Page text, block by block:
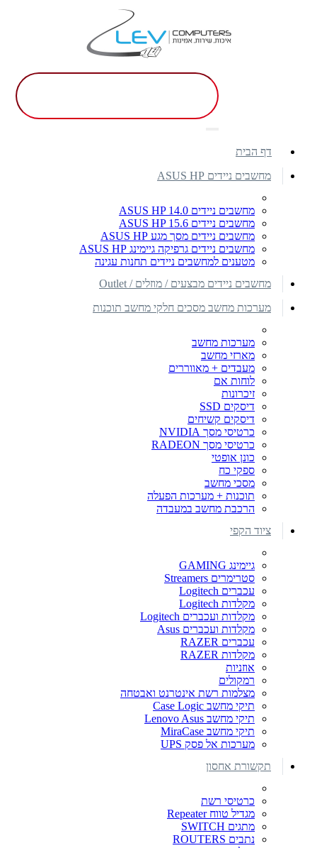
דף הבית
מחשבים ניידים ASUS HP
מחשבים ניידים ASUS HP 14.0
מחשבים ניידים ASUS HP 15.6
מחשבים ניידים מסך מגע ASUS HP
מחשבים ניידים גרפיקה גיימינג ASUS HP
מטענים למחשבים ניידים תחנות עגינה
מחשבים ניידים מבצעים / מוזלים / Outlet
מערכות מחשב מסכים חלקי מחשב תוכנות
מערכות מחשב
מארזי מחשב
מעבדים + מאווררים
לוחות אם
זיכרונות
דיסקים SSD
דיסקים קשיחים
כרטיסי מסך NVIDIA
כרטיסי מסך RADEON
כונן אופטי
ספקי כח
מסכי מחשב
תוכנות + מערכות הפעלה
הרכבת מחשב במעבדה
ציוד הקפי
גיימינג GAMING
סטרימרים Streamers
עכברים Logitech
מקלדות Logitech
מקלדות ועכברים Logitech
מקלדות ועכברים Asus
עכברים RAZER
מקלדות RAZER
אוזניות
רמקולים
מצלמות רשת אינטרנט ואבטחה
תיקי מחשב Case Logic
תיקי מחשב Lenovo Asus
תיקי מחשב MiraCase
מערכות אל פסק UPS
תקשורת אחסון
כרטיסי רשת
מגדיל טווח Repeater
מתגים SWITCH
נתבים ROUTERS